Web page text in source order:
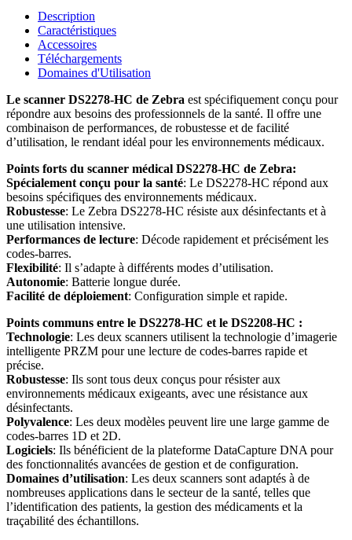
Description
Caractéristiques
Accessoires
Téléchargements
Domaines d'Utilisation
Le scanner DS2278-HC de Zebra est spécifiquement conçu pour
répondre aux besoins des professionnels de la santé. Il offre une
combinaison de performances, de robustesse et de facilité
d’utilisation, le rendant idéal pour les environnements médicaux.
Points forts du scanner médical DS2278-HC de Zebra:
Spécialement conçu pour la santé: Le DS2278-HC répond aux
besoins spécifiques des environnements médicaux.
Robustesse: Le Zebra DS2278-HC résiste aux désinfectants et à
une utilisation intensive.
Performances de lecture: Décode rapidement et précisément les
codes-barres.
Flexibilité: Il s’adapte à différents modes d’utilisation.
Autonomie: Batterie longue durée.
Facilité de déploiement: Configuration simple et rapide.
Points communs entre le DS2278-HC et le DS2208-HC :
Technologie: Les deux scanners utilisent la technologie d’imagerie
intelligente PRZM pour une lecture de codes-barres rapide et
précise.
Robustesse: Ils sont tous deux conçus pour résister aux
environnements médicaux exigeants, avec une résistance aux
désinfectants.
Polyvalence: Les deux modèles peuvent lire une large gamme de
codes-barres 1D et 2D.
Logiciels: Ils bénéficient de la plateforme DataCapture DNA pour
des fonctionnalités avancées de gestion et de configuration.
Domaines d’utilisation: Les deux scanners sont adaptés à de
nombreuses applications dans le secteur de la santé, telles que
l’identification des patients, la gestion des médicaments et la
traçabilité des échantillons.